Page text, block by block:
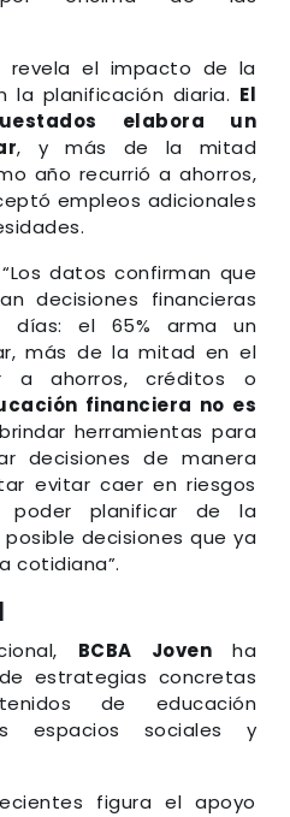
revela el impacto de la
la planificación diaria. El
elabora un
, y más de la mitad
año recurrió a ahorros,
empleos adicionales
datos confirman que
decisiones financieras
días: el 65% arma un
más de la mitad en el
a ahorros, créditos o
financiera no es
herramientas para
decisiones de manera
evitar caer en riesgos
poder planificar de la
decisiones que ya
cotidiana”.
BCBA Joven ha
estrategias concretas
de educación
espacios sociales y
figura el apoyo